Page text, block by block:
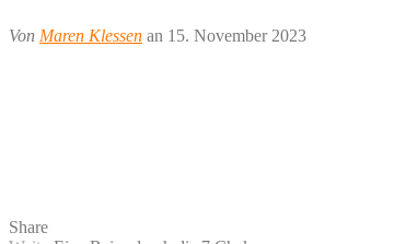
Von Maren Klessen an 15. November 2023
Share